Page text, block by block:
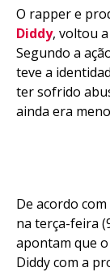
O rapper e
Diddy, voltou
Segundo a
teve a
ter sofrido
ainda era
De acordo
na terça-feira
apontam que
Diddy com a